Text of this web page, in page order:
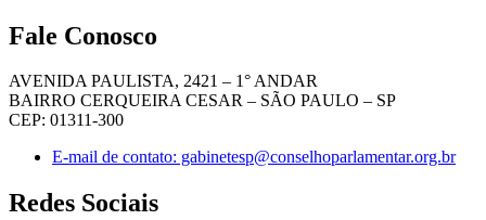
Fale Conosco
AVENIDA PAULISTA, 2421 – 1° ANDAR
BAIRRO CERQUEIRA CESAR – SÃO PAULO – SP
CEP: 01311-300
E-mail de contato: gabinetesp@conselhoparlamentar.org.br
Redes Sociais